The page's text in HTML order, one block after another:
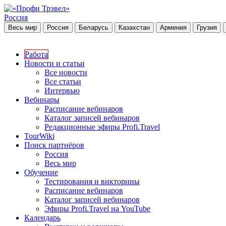
Россия
Весь мир Россия Беларусь Казахстан Армения Грузия
Работа
Новости и статьи
Все новости
Все статьи
Интервью
Вебинары
Расписание вебинаров
Каталог записей вебинаров
Редакционные эфиры Profi.Travel
TourWiki
Поиск партнёров
Россия
Весь мир
Обучение
Тестирования и викторины
Расписание вебинаров
Каталог записей вебинаров
Эфиры Profi.Travel на YouTube
Календарь